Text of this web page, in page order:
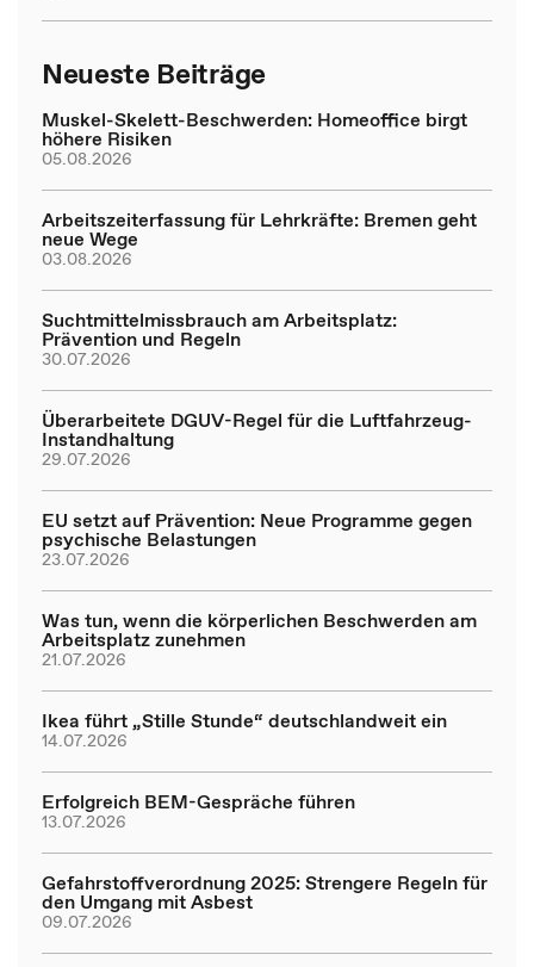
Neueste Beiträge
Muskel-Skelett-Beschwerden: Homeoffice birgt
höhere Risiken
05.08.2026
Arbeitszeiterfassung für Lehrkräfte: Bremen geht
neue Wege
03.08.2026
Suchtmittelmissbrauch am Arbeitsplatz:
Prävention und Regeln
30.07.2026
Überarbeitete DGUV-Regel für die Luftfahrzeug-
Instandhaltung
29.07.2026
EU setzt auf Prävention: Neue Programme gegen
psychische Belastungen
23.07.2026
Was tun, wenn die körperlichen Beschwerden am
Arbeitsplatz zunehmen
21.07.2026
Ikea führt „Stille Stunde“ deutschlandweit ein
14.07.2026
Erfolgreich BEM-Gespräche führen
13.07.2026
Gefahrstoffverordnung 2025: Strengere Regeln für
den Umgang mit Asbest
09.07.2026